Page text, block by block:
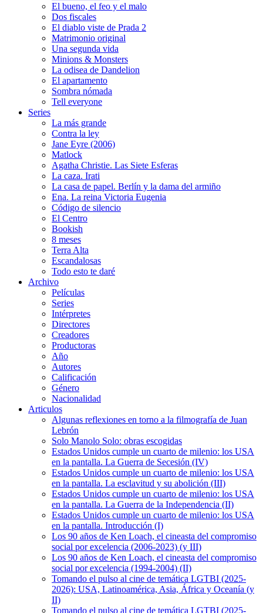
El bueno, el feo y el malo
Dos fiscales
El diablo viste de Prada 2
Matrimonio original
Una segunda vida
Minions & Monsters
La odisea de Dandelion
El apartamento
Sombra nómada
Tell everyone
Series
La más grande
Contra la ley
Jane Eyre (2006)
Matlock
Agatha Christie. Las Siete Esferas
La caza. Irati
La casa de papel. Berlín y la dama del armiño
Ena. La reina Victoria Eugenia
Código de silencio
El Centro
Bookish
8 meses
Terra Alta
Escandalosas
Todo esto te daré
Archivo
Películas
Series
Intérpretes
Directores
Creadores
Productoras
Año
Autores
Calificación
Género
Nacionalidad
Articulos
Algunas reflexiones en torno a la filmografía de Juan
Lebrón
Solo Manolo Solo: obras escogidas
Estados Unidos cumple un cuarto de milenio: los USA
en la pantalla. La Guerra de Secesión (IV)
Estados Unidos cumple un cuarto de milenio: los USA
en la pantalla. La esclavitud y su abolición (III)
Estados Unidos cumple un cuarto de milenio: los USA
en la pantalla. La Guerra de la Independencia (II)
Estados Unidos cumple un cuarto de milenio: los USA
en la pantalla. Introducción (I)
Los 90 años de Ken Loach, el cineasta del compromiso
social por excelencia (2006-2023) (y III)
Los 90 años de Ken Loach, el cineasta del compromiso
social por excelencia (1994-2004) (II)
Tomando el pulso al cine de temática LGTBI (2025-
2026): USA, Latinoamérica, Asia, África y Oceanía (y
II)
Tomando el pulso al cine de temática LGTBI (2025-